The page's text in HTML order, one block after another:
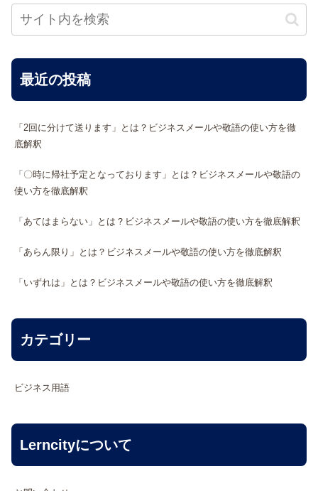
最近の投稿
「2回に分けて送ります」とは？ビジネスメールや敬語の使い方を徹
底解釈
「〇時に帰社予定となっております」とは？ビジネスメールや敬語の
使い方を徹底解釈
「あてはまらない」とは？ビジネスメールや敬語の使い方を徹底解釈
「あらん限り」とは？ビジネスメールや敬語の使い方を徹底解釈
「いずれは」とは？ビジネスメールや敬語の使い方を徹底解釈
カテゴリー
ビジネス用語
Lerncityについて